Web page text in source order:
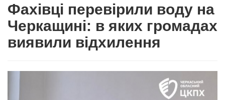
Фахівці перевірили воду на
Черкащині: в яких громадах
виявили відхилення